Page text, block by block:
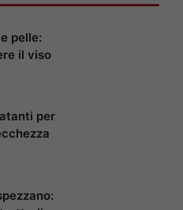
pelle:
il viso
per